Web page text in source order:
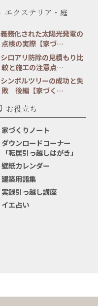
エクステリア・庭
義務化された太陽光発電の
点検の実際【家づ…
シロアリ防除の見積もり比
較と施工の注意点…
シンボルツリーの成功と失
敗 後編【家づく…
お役立ち
家づくりノート
ダウンロードコーナー
「転居引っ越しはがき」
壁紙カレンダー
建築用語集
実録引っ越し講座
イエ占い